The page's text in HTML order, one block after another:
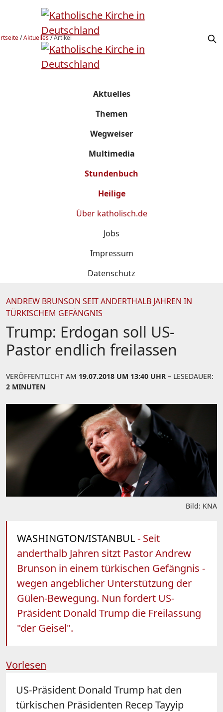
/Aktuelles/Artikel
Aktuelles
Themen
Wegweiser
Multimedia
Stundenbuch
Heilige
Über katholisch.de
Jobs
Impressum
Datenschutz
ANDREW BRUNSON SEIT ANDERTHALB JAHREN IN
TÜRKISCHEM GEFÄNGNIS
Trump: Erdogan soll US-
Pastor endlich freilassen
VERÖFFENTLICHT AM 19.07.2018 UM 13:40 UHR – LESEDAUER:
2 MINUTEN
Bild: KNA
WASHINGTON/ISTANBUL- Seit
anderthalb Jahren sitzt Pastor Andrew
Brunson in einem türkischen Gefängnis -
wegen angeblicher Unterstützung der
Gülen-Bewegung. Nun fordert US-
Präsident Donald Trump die Freilassung
"der Geisel".
Vorlesen
US-Präsident Donald Trump hat den
türkischen Präsidenten Recep Tayyip